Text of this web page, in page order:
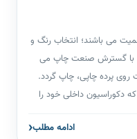
می باشند؛ انتخاب رنگ و
با گسترش صنعت چاپ می
پرده چاپی، چاپ گردد.
دکوراسیون داخلی خود را
مقبول و مناسب میادامه مطلب